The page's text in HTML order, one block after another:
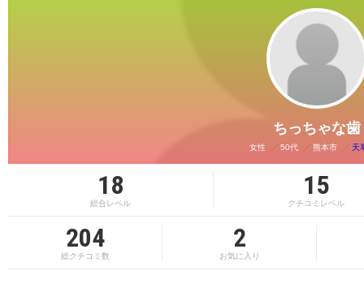
ちっちゃな歯
女性 50代 熊本市 天
18
総合レベル
15
クチコミレベル
204
総クチコミ数
2
お気に入り